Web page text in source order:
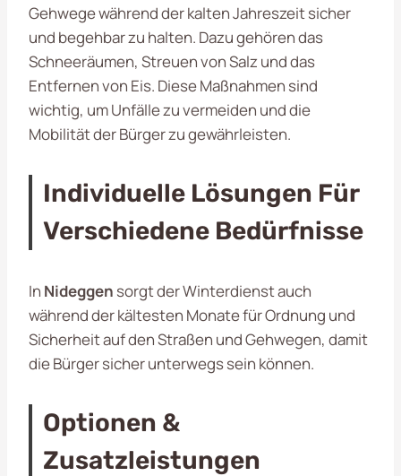
Gehwege während der kalten Jahreszeit sicher
und begehbar zu halten. Dazu gehören das
Schneeräumen, Streuen von Salz und das
Entfernen von Eis. Diese Maßnahmen sind
wichtig, um Unfälle zu vermeiden und die
Mobilität der Bürger zu gewährleisten.
Individuelle Lösungen Für
Verschiedene Bedürfnisse
In Nideggen sorgt der Winterdienst auch
während der kältesten Monate für Ordnung und
Sicherheit auf den Straßen und Gehwegen, damit
die Bürger sicher unterwegs sein können.
Optionen &
Zusatzleistungen